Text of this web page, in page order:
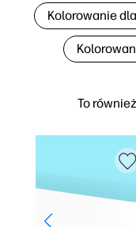
To
Kolorowanie